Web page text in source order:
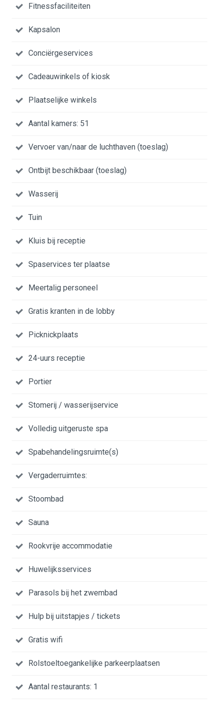
Fitnessfaciliteiten
Kapsalon
Conciërgeservices
Cadeauwinkels of kiosk
Plaatselijke winkels
Aantal kamers: 51
Vervoer van/naar de luchthaven (toeslag)
Ontbijt beschikbaar (toeslag)
Wasserij
Tuin
Kluis bij receptie
Spaservices ter plaatse
Meertalig personeel
Gratis kranten in de lobby
Picknickplaats
24-uurs receptie
Portier
Stomerij / wasserijservice
Volledig uitgeruste spa
Spabehandelingsruimte(s)
Vergaderruimtes:
Stoombad
Sauna
Rookvrije accommodatie
Huwelijksservices
Parasols bij het zwembad
Hulp bij uitstapjes / tickets
Gratis wifi
Rolstoeltoegankelijke parkeerplaatsen
Aantal restaurants: 1